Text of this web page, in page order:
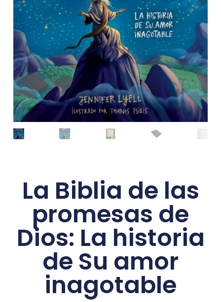
La Biblia de las
promesas de
Dios: La historia
de Su amor
inagotable